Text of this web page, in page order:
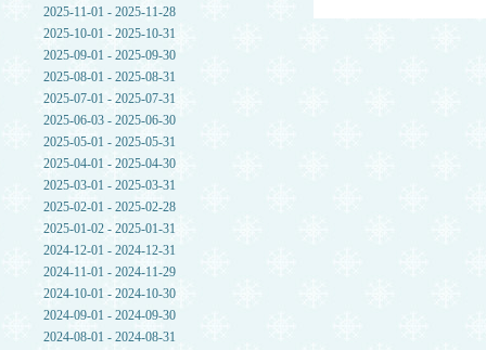
2025-11-01 - 2025-11-28
2025-10-01 - 2025-10-31
2025-09-01 - 2025-09-30
2025-08-01 - 2025-08-31
2025-07-01 - 2025-07-31
2025-06-03 - 2025-06-30
2025-05-01 - 2025-05-31
2025-04-01 - 2025-04-30
2025-03-01 - 2025-03-31
2025-02-01 - 2025-02-28
2025-01-02 - 2025-01-31
2024-12-01 - 2024-12-31
2024-11-01 - 2024-11-29
2024-10-01 - 2024-10-30
2024-09-01 - 2024-09-30
2024-08-01 - 2024-08-31